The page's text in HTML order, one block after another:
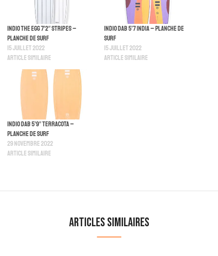
Indio The Egg 7’2″ Stripes –
Planche de Surf
15 juillet 2022
Article similaire
Indio Dab 5’7 India – Planche De
Surf
15 juillet 2022
Article similaire
Indio Dab 5’9″ Terracota –
Planche De Surf
29 novembre 2022
Article similaire
Articles similaires